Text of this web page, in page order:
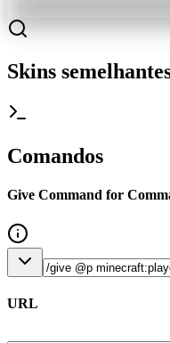
Skins
Comandos
Give Command for
URL